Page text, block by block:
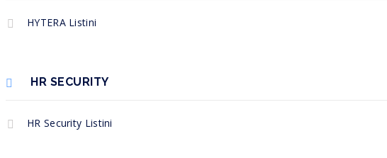
HYTERA Listini
HR SECURITY
HR Security Listini